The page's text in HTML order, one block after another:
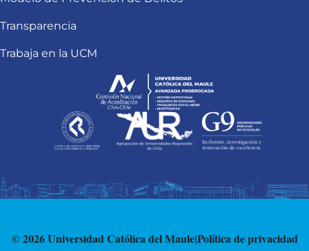
Transparencia
Trabaja en la UCM
© 2026 Universidad Católica del Maule|Política de privacidad